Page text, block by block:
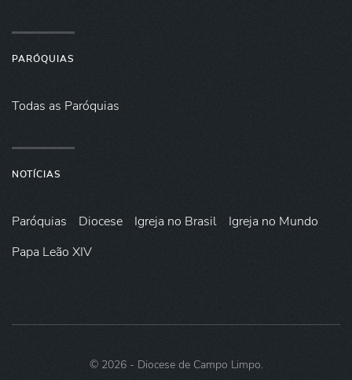
PARÓQUIAS
Todas as Paróquias
NOTÍCIAS
Paróquias Diocese Igreja no Brasil
Igreja no Mundo
Papa Leão XIV
© 2026- Diocese de Campo Limpo.